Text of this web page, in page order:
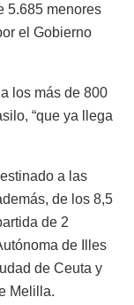
5.685 menores
el Gobierno
los más de 800
“que ya llega
a las
de los 8,5
de 2
de Illes
de Ceuta y
Melilla.